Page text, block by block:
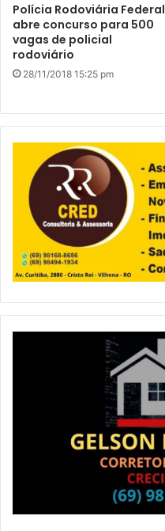
Polícia Rodoviária Federal
abre concurso para 500
vagas de policial
rodoviário
28/11/2018 15:25 pm